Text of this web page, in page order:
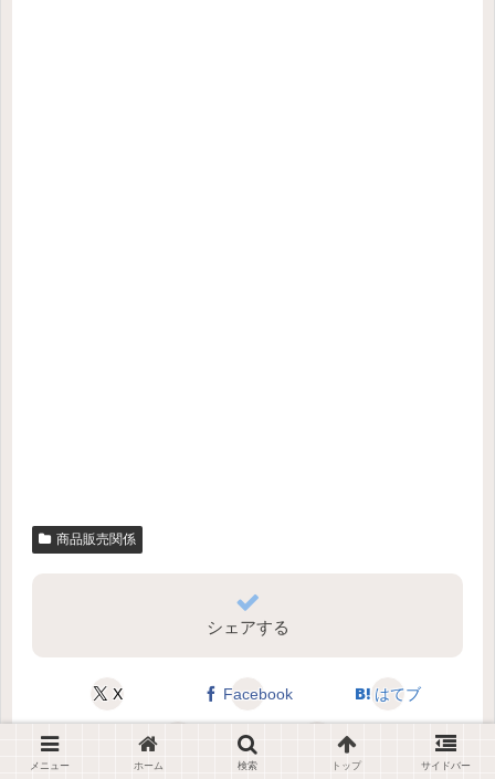
商品販売関係
シェアする
X Facebook はてブ
コピー
メニュー ホーム 検索 トップ サイドバー